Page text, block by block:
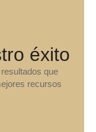
éxito
que
recursos